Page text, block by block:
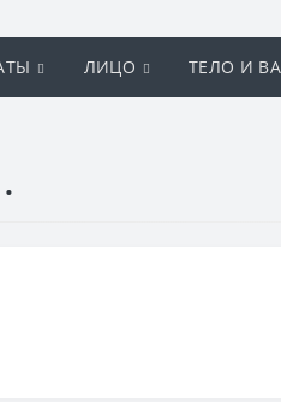
ЛИЦО ТЕЛО И